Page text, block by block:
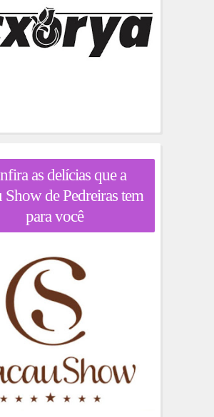
as delícias que a
Show de Pedreiras tem
para você